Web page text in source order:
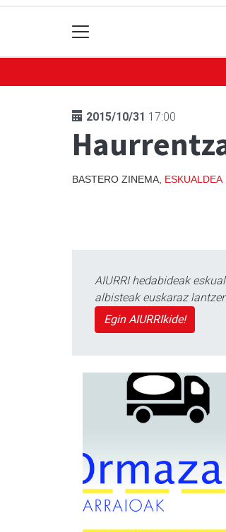
2015/10/31 17:00
BASTERO ZINEMA, ESKUALDEA
AIURRI hedabideak
albisteak euskaraz
Egin AIURRIkide!